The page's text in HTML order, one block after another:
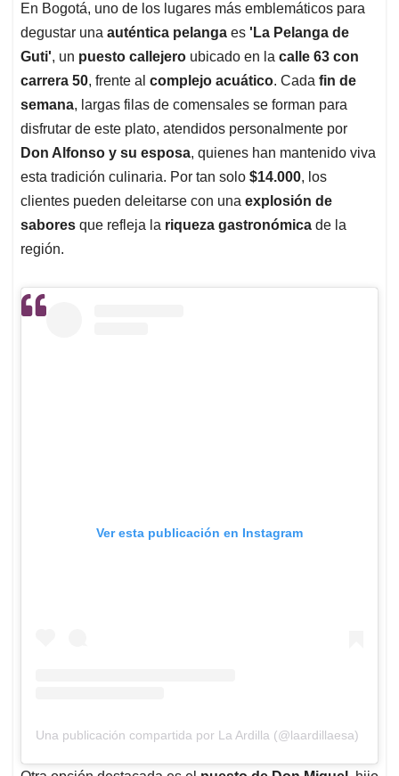
En Bogotá, uno de los lugares más emblemáticos para
degustar una auténtica pelanga es 'La Pelanga de
Guti', un puesto callejero ubicado en la calle 63 con
carrera 50, frente al complejo acuático. Cada fin de
semana, largas filas de comensales se forman para
disfrutar de este plato, atendidos personalmente por
Don Alfonso y su esposa, quienes han mantenido viva
esta tradición culinaria. Por tan solo $14.000, los
clientes pueden deleitarse con una explosión de
sabores que refleja la riqueza gastronómica de la
región.
Ver esta publicación en Instagram
Una publicación compartida por La Ardilla (@laardillaesa)